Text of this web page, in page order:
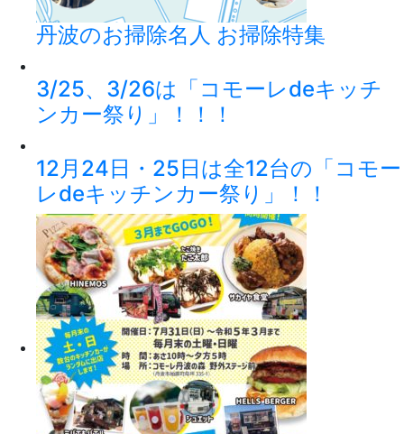
丹波のお掃除名人 お掃除特集
3/25、3/26は「コモーレdeキッチ
ンカー祭り」！！！
12月24日・25日は全12台の「コモー
レdeキッチンカー祭り」！！